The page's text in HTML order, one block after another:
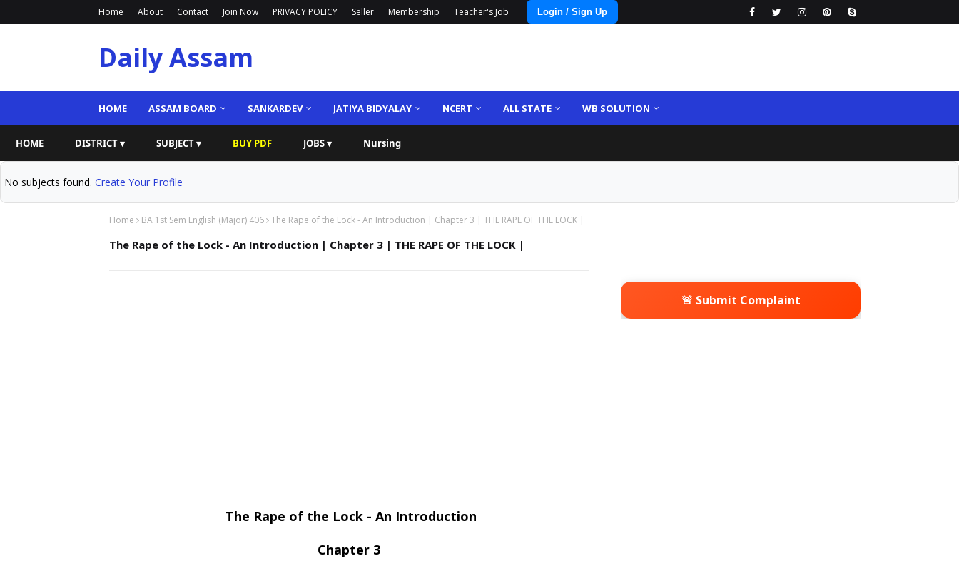
Home About Contact Join Now PRIVACY POLICY Seller Membership Teacher's Job Login / Sign Up
Daily Assam
HOME ASSAM BOARD SANKARDEV JATIYA BIDYALAY NCERT ALL STATE WB SOLUTION
HOME DISTRICT ▾ SUBJECT ▾ BUY PDF JOBS ▾ Nursing
No subjects found. Create Your Profile
Home BA 1st Sem English (Major) 406 The Rape of the Lock - An Introduction | Chapter 3 | THE RAPE OF THE LOCK |
The Rape of the Lock - An Introduction | Chapter 3 | THE RAPE OF THE LOCK |
The Rape of the Lock - An Introduction
Chapter 3
🚨 Submit Complaint